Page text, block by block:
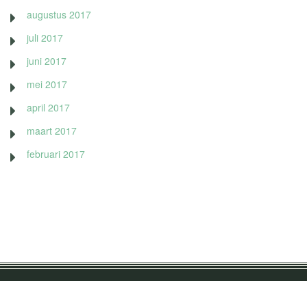
augustus 2017
juli 2017
juni 2017
mei 2017
april 2017
maart 2017
februari 2017